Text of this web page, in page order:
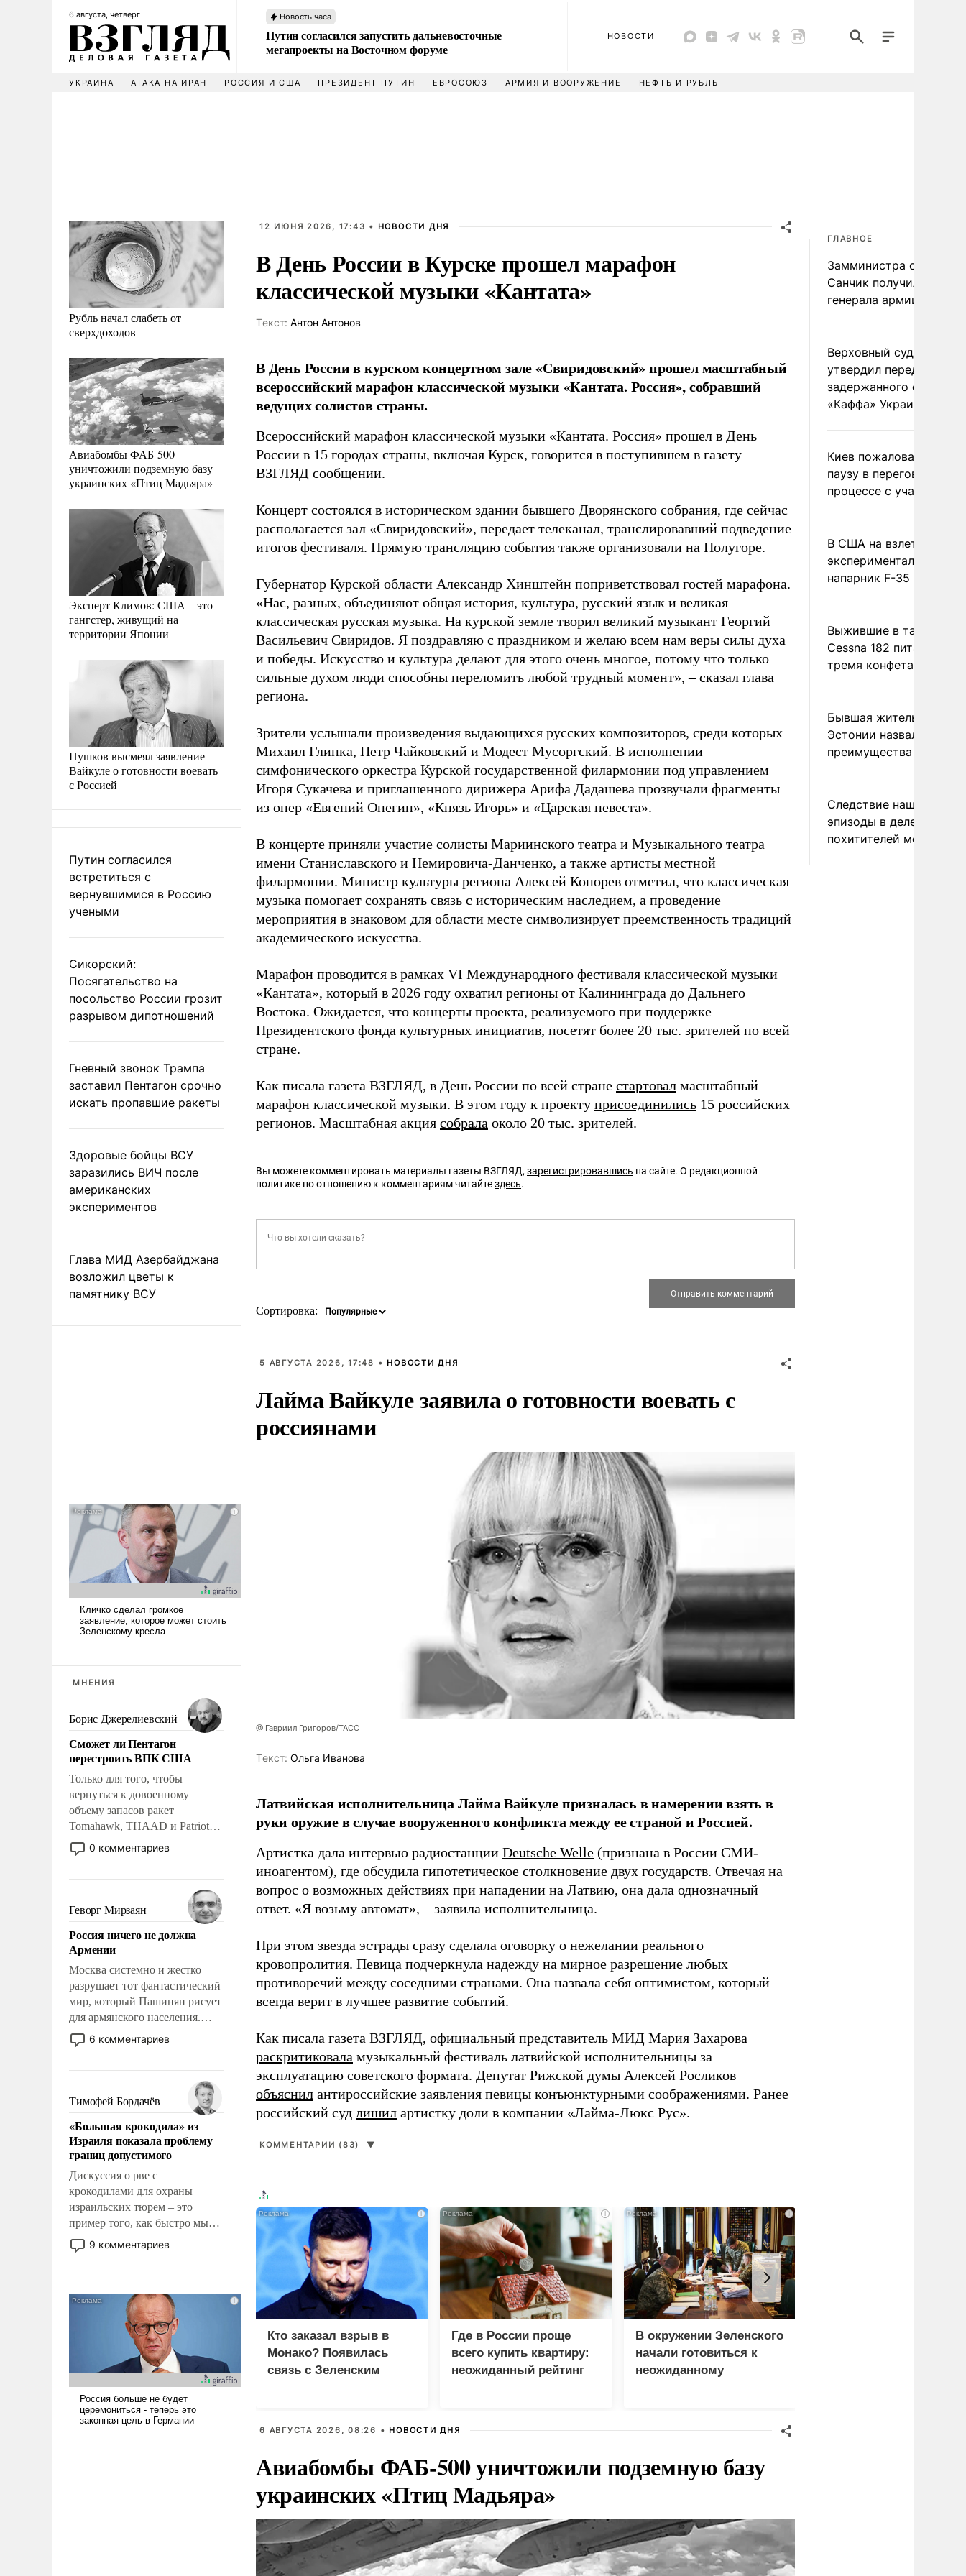
6 августа, четверг Новость часа
Путин согласился запустить дальневосточные
мегапроекты на Восточном форуме
НОВОСТИ
УКРАИНА АТАКА НА ИРАН РОССИЯ И США ПРЕЗИДЕНТ ПУТИН ЕВРОСОЮЗ АРМИЯ И ВООРУЖЕНИЕ НЕФТЬ И РУБЛЬ
Рубль начал слабеть от
сверхдоходов
Авиабомбы ФАБ-500
уничтожили подземную базу
украинских «Птиц Мадьяра»
Эксперт Климов: США – это
гангстер, живущий на
территории Японии
Пушков высмеял заявление
Вайкуле о готовности воевать
с Россией
Путин согласился
встретиться с
вернувшимися в Россию
учеными
Сикорский:
Посягательство на
посольство России грозит
разрывом дипотношений
Гневный звонок Трампа
заставил Пентагон срочно
искать пропавшие ракеты
Здоровые бойцы ВСУ
заразились ВИЧ после
американских
экспериментов
Глава МИД Азербайджана
возложил цветы к
памятнику ВСУ
МНЕНИЯ
Борис Джерелиевский
Сможет ли Пентагон
перестроить ВПК США
Только для того, чтобы
вернуться к довоенному
объему запасов ракет
Tomahawk, THAAD и Patriot
США потребуется более трех
лет. Даже небольшая война с
Сложившаяся ситуация
означает многолетний период
уязвимости США, например,
перед Китаем.
0 комментариев
Геворг Мирзаян
Россия ничего не должна
Армении
Москва системно и жестко
разрушает тот фантастический
мир, который Пашинян рисует
для армянского населения.
Мир, где этому населению все
должны просто по
политические прожекты будут
беспрекословно оплачиваться
за счет российских
налогоплательщиков и где за
свои поступки не нужно
отвечать.
6 комментариев
Тимофей Бордачёв
«Большая крокодила» из
Израиля показала проблему
границ допустимого
Дискуссия о рве с
крокодилами для охраны
израильских тюрем – это
пример того, как быстро мы
двигаемся по пути
революционных изменений.
псевдонаучной фантастики,
стало всерьез обсуждаемой
9 комментариев
12 ИЮНЯ 2026, 17:43 • НОВОСТИ ДНЯ
В День России в Курске прошел марафон
классической музыки «Кантата»
Tекст: Антон Антонов
В День России в курском концертном зале «Свиридовский» прошел масштабный
всероссийский марафон классической музыки «Кантата. Россия», собравший
ведущих солистов страны.
Всероссийский марафон классической музыки «Кантата. Россия» прошел в День
России в 15 городах страны, включая Курск, говорится в поступившем в газету
ВЗГЛЯД сообщении.
Концерт состоялся в историческом здании бывшего Дворянского собрания, где сейчас
располагается зал «Свиридовский», передает телеканал, транслировавший подведение
итогов фестиваля. Прямую трансляцию события также организовали на Полугоре.
Губернатор Курской области Александр Хинштейн поприветствовал гостей марафона.
«Нас, разных, объединяют общая история, культура, русский язык и великая
классическая русская музыка. На курской земле творил великий музыкант Георгий
Васильевич Свиридов. Я поздравляю с праздником и желаю всем нам веры силы духа
и победы. Искусство и культура делают для этого очень многое, потому что только
сильные духом люди способны переломить любой трудный момент», – сказал глава
региона.
Зрители услышали произведения выдающихся русских композиторов, среди которых
Михаил Глинка, Петр Чайковский и Модест Мусоргский. В исполнении
симфонического оркестра Курской государственной филармонии под управлением
Игоря Сукачева и приглашенного дирижера Арифа Дадашева прозвучали фрагменты
из опер «Евгений Онегин», «Князь Игорь» и «Царская невеста».
В концерте приняли участие солисты Мариинского театра и Музыкального театра
имени Станиславского и Немировича-Данченко, а также артисты местной
филармонии. Министр культуры региона Алексей Конорев отметил, что классическая
музыка помогает сохранять связь с историческим наследием, а проведение
мероприятия в знаковом для области месте символизирует преемственность традиций
академического искусства.
Марафон проводится в рамках VI Международного фестиваля классической музыки
«Кантата», который в 2026 году охватил регионы от Калининграда до Дальнего
Востока. Ожидается, что концерты проекта, реализуемого при поддержке
Президентского фонда культурных инициатив, посетят более 20 тыс. зрителей по всей
стране.
Как писала газета ВЗГЛЯД, в День России по всей стране стартовал масштабный
марафон классической музыки. В этом году к проекту присоединились 15 российских
регионов. Масштабная акция собрала около 20 тыс. зрителей.
Вы можете комментировать материалы газеты ВЗГЛЯД, зарегистрировавшись на сайте. О редакционной
политике по отношению к комментариям читайтездесь.
Сортировка:
5 АВГУСТА 2026, 17:48 • НОВОСТИ ДНЯ
Лайма Вайкуле заявила о готовности воевать с
россиянами
@ Гавриил Григоров/ТАСС
Tекст: Ольга Иванова
Латвийская исполнительница Лайма Вайкуле призналась в намерении взять в
руки оружие в случае вооруженного конфликта между ее страной и Россией.
Артистка дала интервью радиостанции Deutsche Welle (признана в России СМИ-
иноагентом), где обсудила гипотетическое столкновение двух государств. Отвечая на
вопрос о возможных действиях при нападении на Латвию, она дала однозначный
ответ. «Я возьму автомат», – заявила исполнительница.
При этом звезда эстрады сразу сделала оговорку о нежелании реального
кровопролития. Певица подчеркнула надежду на мирное разрешение любых
противоречий между соседними странами. Она назвала себя оптимистом, который
всегда верит в лучшее развитие событий.
Как писала газета ВЗГЛЯД, официальный представитель МИД Мария Захарова
раскритиковала музыкальный фестиваль латвийской исполнительницы за
эксплуатацию советского формата. Депутат Рижской думы Алексей Росликов
объяснил антироссийские заявления певицы конъюнктурными соображениями. Ранее
российский суд лишил артистку доли в компании «Лайма-Люкс Рус».
КОММЕНТАРИИ (83) ▼
i
Кто заказал взрыв в
Монако? Появилась
связь с Зеленским
i
Где в России проще
всего купить квартиру:
неожиданный рейтинг
i
В окружении Зеленского
начали готовиться к
неожиданному
6 АВГУСТА 2026, 08:26 • НОВОСТИ ДНЯ
Авиабомбы ФАБ-500 уничтожили подземную базу
украинских «Птиц Мадьяра»
ГЛАВНОЕ
Замминистра обороны
Санчик получил звание
генерала армии
Верховный суд Швеции
утвердил передачу
задержанного
«Каффа» Украине
Киев пожаловался на
паузу в переговорном
процессе с участием
В США на взлете
экспериментальный
напарник F-35
Выжившие в тайге
Cessna 182 питались
тремя конфетами
Бывшая жительница
Эстонии назвала
преимущества России
Следствие нашло
эпизоды в деле
похитителей москвичек